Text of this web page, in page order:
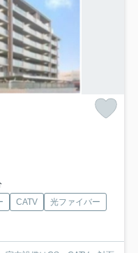
CATV
光ファイバー